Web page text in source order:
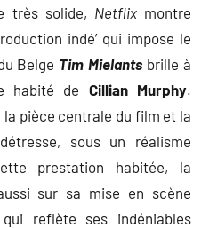
très solide, Netflix montre
indé’ qui impose le
Belge Tim Mielants brille à
habité de Cillian Murphy.
la pièce centrale du film et la
sous un réalisme
prestation habitée, la
sur sa mise en scène
reflète ses indéniables